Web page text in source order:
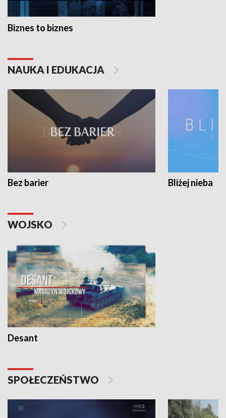
Biznes to biznes
NAUKA I EDUKACJA
Bez barier Bliżej nieba
WOJSKO
Desant
SPOŁECZEŃSTWO